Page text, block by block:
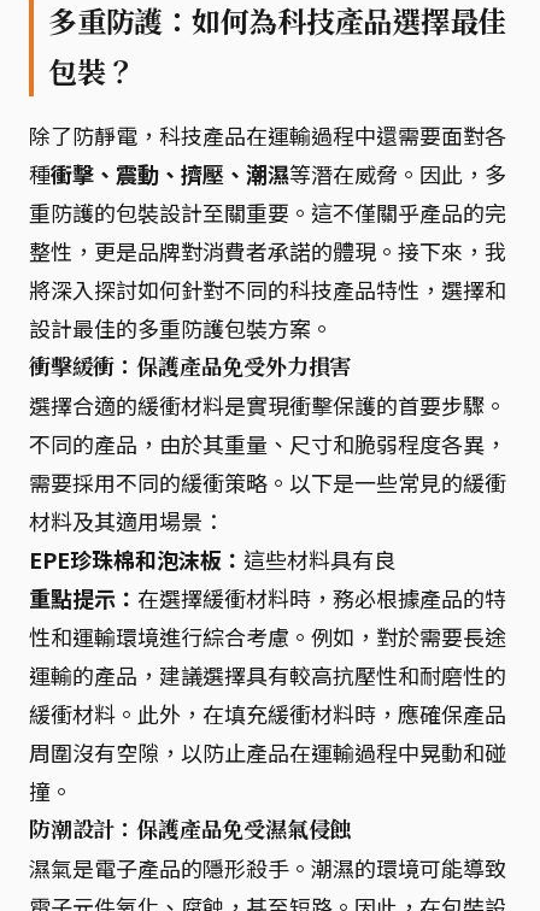
多重防護：如何為科技產品選擇最佳
包裝？
除了防靜電，科技產品在運輸過程中還需要面對各
種衝擊、震動、擠壓、潮濕等潛在威脅。因此，多
重防護的包裝設計至關重要。這不僅關乎產品的完
整性，更是品牌對消費者承諾的體現。接下來，我
將深入探討如何針對不同的科技產品特性，選擇和
設計最佳的多重防護包裝方案。
衝擊緩衝：保護產品免受外力損害
選擇合適的緩衝材料是實現衝擊保護的首要步驟。
不同的產品，由於其重量、尺寸和脆弱程度各異，
需要採用不同的緩衝策略。以下是一些常見的緩衝
材料及其適用場景：
EPE珍珠棉和泡沫板： 這些材料具有良
重點提示： 在選擇緩衝材料時，務必根據產品的特
性和運輸環境進行綜合考慮。例如，對於需要長途
運輸的產品，建議選擇具有較高抗壓性和耐磨性的
緩衝材料。此外，在填充緩衝材料時，應確保產品
周圍沒有空隙，以防止產品在運輸過程中晃動和碰
撞。
防潮設計：保護產品免受濕氣侵蝕
濕氣是電子產品的隱形殺手。潮濕的環境可能導致